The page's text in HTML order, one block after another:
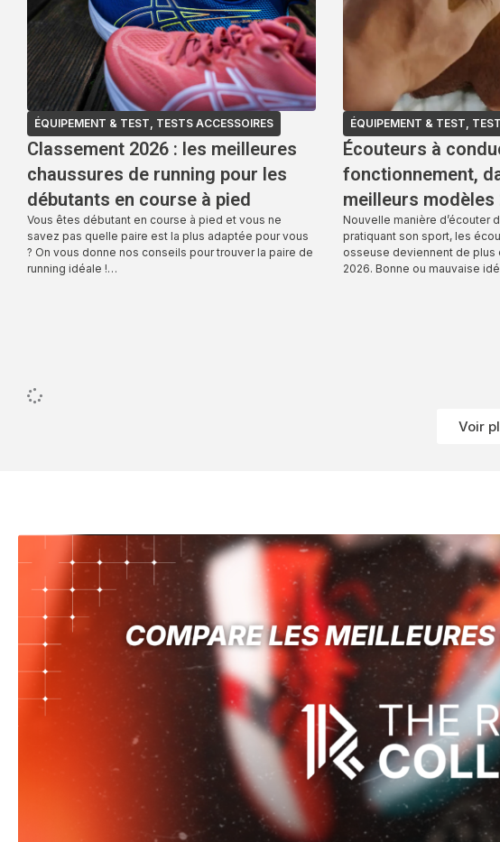
ÉQUIPEMENT & TEST, TESTS ACCESSOIRES
Classement 2026 : les meilleures
chaussures de running pour les
débutants en course à pied
Vous êtes débutant en course à pied et vous ne
savez pas quelle paire est la plus adaptée pour vous
? On vous donne nos conseils pour trouver la paire de
running idéale !…
ÉQUIPEMENT & TEST,
Écouteurs à
fonctionnement,
meilleurs modèles
Nouvelle manière d’écouter
pratiquant son sport, les
osseuse deviennent de plus
2026. Bonne ou mauvaise
Voir